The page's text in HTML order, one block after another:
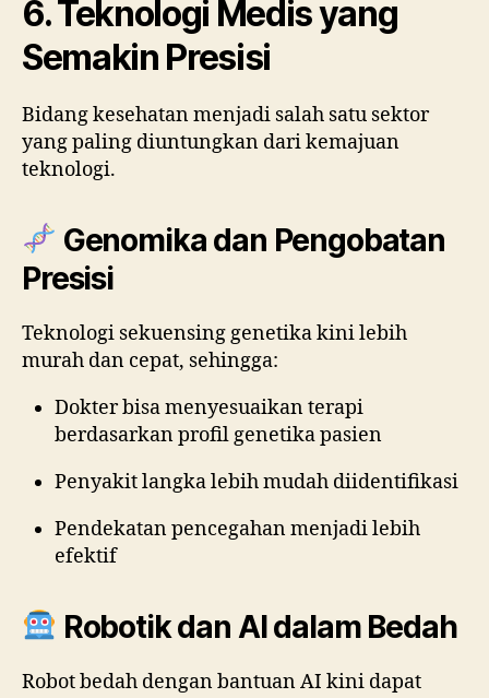
6. Teknologi Medis yang
Semakin Presisi
Bidang kesehatan menjadi salah satu sektor
yang paling diuntungkan dari kemajuan
teknologi.
Genomika dan Pengobatan
Presisi
Teknologi sekuensing genetika kini lebih
murah dan cepat, sehingga:
Dokter bisa menyesuaikan terapi
berdasarkan profil genetika pasien
Penyakit langka lebih mudah diidentifikasi
Pendekatan pencegahan menjadi lebih
efektif
Robotik dan AI dalam Bedah
Robot bedah dengan bantuan AI kini dapat